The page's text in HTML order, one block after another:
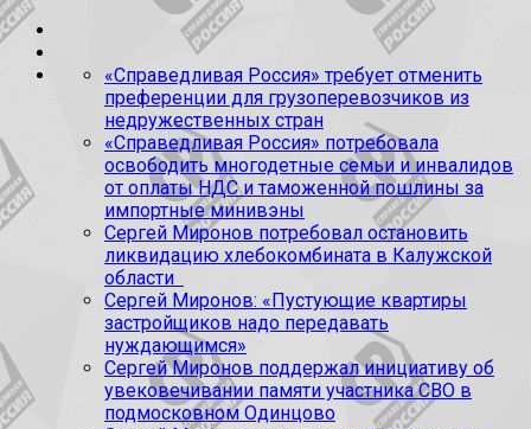
«Справедливая Россия» требует отменить
преференции для грузоперевозчиков из
недружественных стран
«Справедливая Россия» потребовала
освободить многодетные семьи и инвалидов
от оплаты НДС и таможенной пошлины за
импортные минивэны
Сергей Миронов потребовал остановить
ликвидацию хлебокомбината в Калужской
области
Сергей Миронов: «Пустующие квартиры
застройщиков надо передавать
нуждающимся»
Сергей Миронов поддержал инициативу об
увековечивании памяти участника СВО в
подмосковном Одинцово